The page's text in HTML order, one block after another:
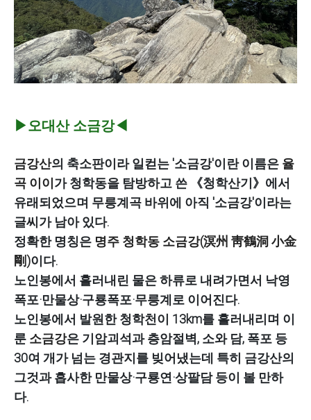
▶오대산 소금강◀
금강산의 축소판이라 일컫는 '소금강'이란 이름은 율
곡 이이 가 청학동을 탐방하고 쓴 《청학산기》에서
유래되었으며 무릉계곡 바위에 아직 '소금강'이라는
글씨가 남아 있다.
정확한 명칭은 명주 청학동 소금강(溟州 靑鶴洞 小金
剛)이다.
노인봉에서 흘러내린 물은 하류로 내려가면서 낙영
폭포·만물상·구룡폭포·무릉계로 이어진다.
노인봉에서 발원한 청학천이 13km를 흘러내리며 이
룬 소금강은 기암괴석과 층암절벽, 소와 담, 폭포 등
30여 개가 넘는 경관지를 빚어냈는데 특히 금강산의
그것과 흡사한 만물상·구룡연·상팔담 등이 볼 만하
다.